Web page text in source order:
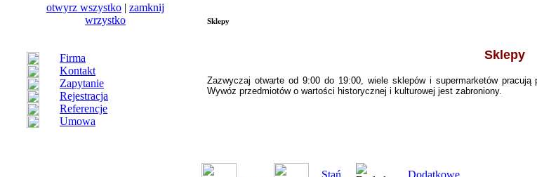
otwуrz wszystko | zamknij
wrzystko
Firma
Kontakt
Zapytanie
Rejestracja
Referencje
Umowa
Sklepy
Sklepy
Zazwyczaj otwarte od 9:00 do 19:00, wiele sklepów i supermarketów
Wywóz przedmiotów o wartości historycznej i kulturowej jest zabroniony.
Stań
Dodatkowe